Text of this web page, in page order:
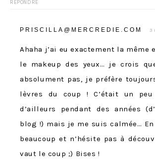
RÉPONDRE
PRISCILLA@MERCREDIE.COM 3
Ahaha j’ai eu exactement la même
le makeup des yeux… je crois
absolument pas, je préfère
lèvres du coup ! C’était un
d’ailleurs pendant des années
blog !) mais je me suis calmée…
beaucoup et n’hésite pas à
vaut le coup ;) Bises !